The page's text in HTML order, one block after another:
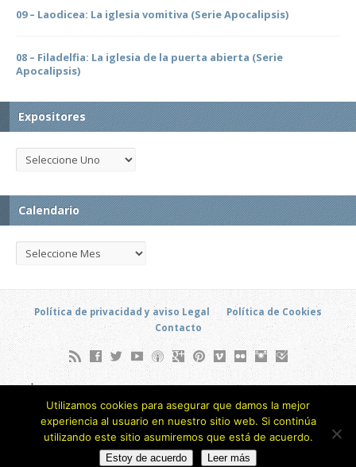
09 – Laodicea: La iglesia vomitiva (Serie Apocalipsis)
08 – Filadelfia: La iglesia de la puerta abierta (Serie
Apocalipsis)
Expositores
Calendario
Política de privacidad y aviso Legal
Política de Cookies
Contacto
(ESPAÑA)
693 805 873
Copyright © 2026
Utilizamos cookies para asegurar que damos la mejor
experiencia al usuario en nuestro sitio web. Si continúa
utilizando este sitio asumiremos que está de acuerdo.
Estoy de acuerdo Leer más